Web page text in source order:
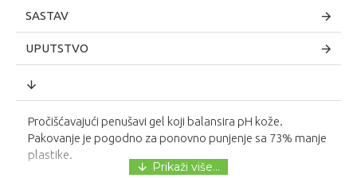
SASTAV
UPUTSTVO
Pročišćavajući penušavi gel koji balansira pH kože.
Pakovanje je pogodno za ponovno punjenje sa 73% manje
plastike.